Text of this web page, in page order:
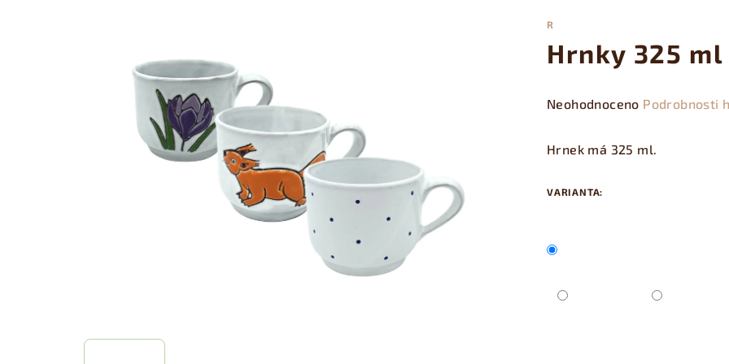
R
Hrnky 325 ml
Průměrné
produktu
z
Neohodnoceno Podrobnosti
Hrnek má 325 ml.
VARIANTA: